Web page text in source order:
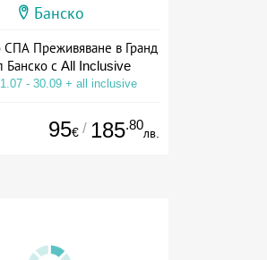
Банско
СПА Преживяване в Гранд
Банско с All Inclusive
- 30.09 + all inclusive
95€ / 185.80
лв.